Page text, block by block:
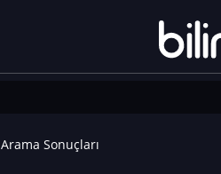
Arama Sonuçları